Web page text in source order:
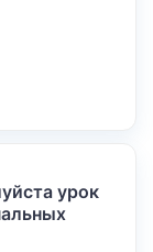
урок